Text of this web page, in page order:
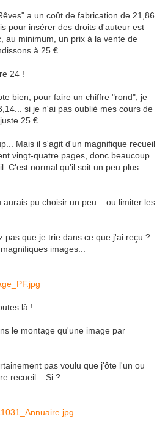
" a un coût de fabrication de 21,86
pour insérer des droits d'auteur est
au minimum, un prix à la vente de
à 25 €
24 !
bien, pour faire un chiffre "rond", je
si je n'ai pas oublié mes cours de
25 €.
Mais il s'agit d'un magnifique recueil
vingt-quatre pages, donc beaucoup
C'est normal qu'il soit un peu plus
aurais pu choisir un peu... ou limiter les
pas que je trie dans ce que j'ai reçu ?
images...
là !
le montage qu'une image par
pas voulu que j'ôte l'un ou
recueil... Si ?